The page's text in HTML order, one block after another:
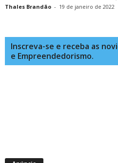
Thales Brandão - 19 de janeiro de 2022
Inscreva-se e receba as
e Empreendedorismo.